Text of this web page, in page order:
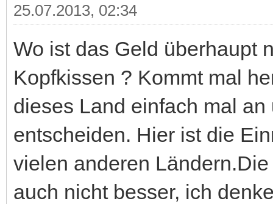
25.07.2013, 02:34
Wo ist das Geld überhaupt
Kopfkissen ? Kommt mal
dieses Land einfach mal
entscheiden. Hier ist die
vielen anderen
auch nicht besser, ich